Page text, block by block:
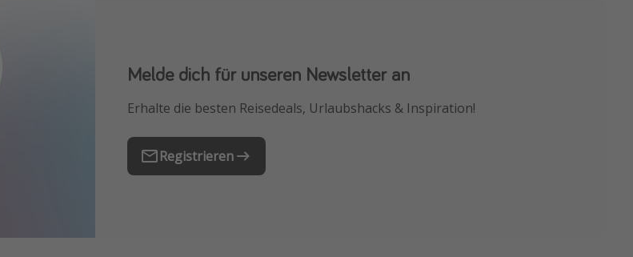
Melde dich für unseren Newsletter an
Erhalte die besten Reisedeals, Urlaubshacks & Inspiration!
Registrieren
Downloade unsere App
Buche die besten Reiseschnäppchen als Erstes.